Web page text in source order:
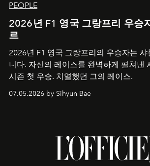
PEOPLE
2026년 F1 영국 그랑프리 우승
르
2026년 F1 영국 그랑프리의 우승자는
니다. 자신의 레이스를 완벽하게 펼쳐낸
시즌 첫 우승. 치열했던 그의 레이스.
07.05.2026 by Sihyun Bae